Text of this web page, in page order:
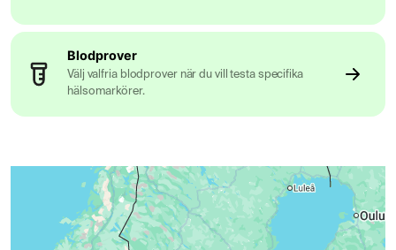
Blodprover
Välj valfria blodprover när du vill testa specifika
hälsomarkörer.